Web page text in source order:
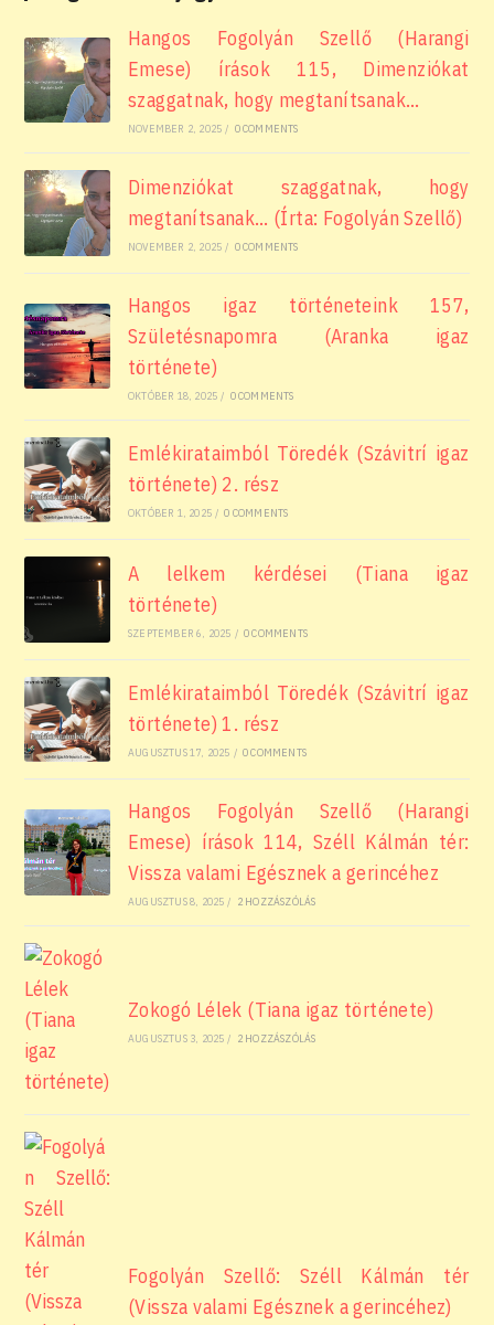
Hangos Fogolyán Szellő (Harangi
Emese) írások 115, Dimenziókat
szaggatnak, hogy megtanítsanak…
NOVEMBER 2, 2025 / 0 COMMENTS
Dimenziókat szaggatnak, hogy
megtanítsanak… (Írta: Fogolyán Szellő)
NOVEMBER 2, 2025 / 0 COMMENTS
Hangos igaz történeteink 157,
Születésnapomra (Aranka igaz
története)
OKTÓBER 18, 2025 / 0 COMMENTS
Emlékirataimból Töredék (Szávitrí igaz
története) 2. rész
OKTÓBER 1, 2025 / 0 COMMENTS
A lelkem kérdései (Tiana igaz
története)
SZEPTEMBER 6, 2025 / 0 COMMENTS
Emlékirataimból Töredék (Szávitrí igaz
története) 1. rész
AUGUSZTUS 17, 2025 / 0 COMMENTS
Hangos Fogolyán Szellő (Harangi
Emese) írások 114, Széll Kálmán tér:
Vissza valami Egésznek a gerincéhez
AUGUSZTUS 8, 2025 / 2 HOZZÁSZÓLÁS
Zokogó Lélek (Tiana igaz története)
AUGUSZTUS 3, 2025 / 2 HOZZÁSZÓLÁS
Fogolyán Szellő: Széll Kálmán tér
(Vissza valami Egésznek a gerincéhez)